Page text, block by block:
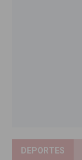
DEPORTES